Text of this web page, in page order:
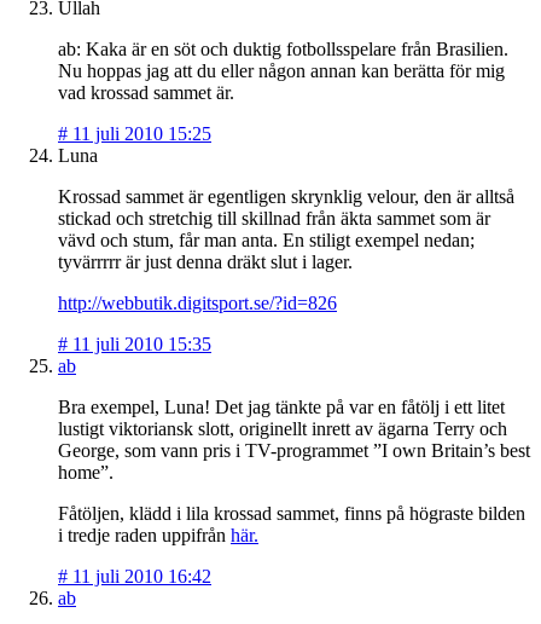
Ullah
ab: Kaka är en söt och duktig fotbollsspelare från Brasilien.
Nu hoppas jag att du eller någon annan kan berätta för mig
vad krossad sammet är.
# 11 juli 2010 15:25
Luna
Krossad sammet är egentligen skrynklig velour, den är alltså
stickad och stretchig till skillnad från äkta sammet som är
vävd och stum, får man anta. En stiligt exempel nedan;
tyvärrrrr är just denna dräkt slut i lager.
http://webbutik.digitsport.se/?id=826
# 11 juli 2010 15:35
ab
Bra exempel, Luna! Det jag tänkte på var en fåtölj i ett litet
lustigt viktoriansk slott, originellt inrett av ägarna Terry och
George, som vann pris i TV-programmet ”I own Britain’s best
home”.
Fåtöljen, klädd i lila krossad sammet, finns på högraste bilden
i tredje raden uppifrån här.
# 11 juli 2010 16:42
ab